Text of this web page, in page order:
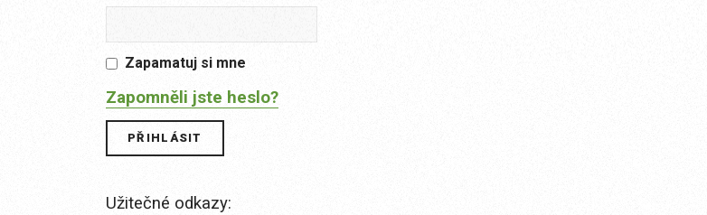
Zapamatuj si mne
Zapomněli jste heslo?
Užitečné odkazy: